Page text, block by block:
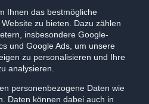
Ihnen das bestmögliche
zu bieten. Dazu zählen
insbesondere Google-
und Google Ads, um unsere
zu personalisieren und Ihre
analysieren.
personenbezogene Daten wie
Daten können dabei auch in